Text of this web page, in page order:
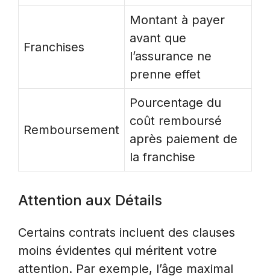
Franchises
Montant à payer
avant que
l’assurance ne
prenne effet
Remboursement
Pourcentage du
coût remboursé
après paiement de
la franchise
Attention aux Détails
Certains contrats incluent des clauses
moins évidentes qui méritent votre
attention. Par exemple, l’âge maximal